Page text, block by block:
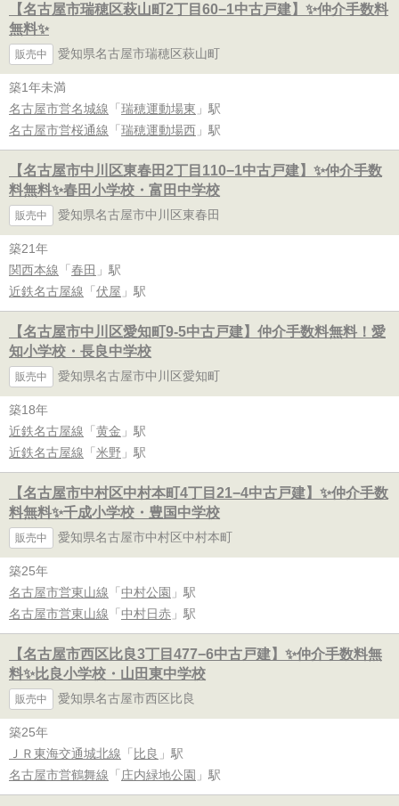
【名古屋市瑞穂区萩山町2丁目60−1中古戸建】✨️仲介手数料
無料✨️
販売中 愛知県名古屋市瑞穂区萩山町
築1年未満
名古屋市営名城線 「 瑞穂運動場東 」駅
名古屋市営桜通線 「 瑞穂運動場西 」駅
【名古屋市中川区東春田2丁目110−1中古戸建】✨️仲介手数
料無料✨️春田小学校・富田中学校
販売中 愛知県名古屋市中川区東春田
築21年
関西本線 「 春田 」駅
近鉄名古屋線 「 伏屋 」駅
【名古屋市中川区愛知町9-5中古戸建】仲介手数料無料！愛
知小学校・長良中学校
販売中 愛知県名古屋市中川区愛知町
築18年
近鉄名古屋線 「 黄金 」駅
近鉄名古屋線 「 米野 」駅
【名古屋市中村区中村本町4丁目21−4中古戸建】✨️仲介手数
料無料✨️千成小学校・豊国中学校
販売中 愛知県名古屋市中村区中村本町
築25年
名古屋市営東山線 「 中村公園 」駅
名古屋市営東山線 「 中村日赤 」駅
【名古屋市西区比良3丁目477−6中古戸建】✨️仲介手数料無
料✨️比良小学校・山田東中学校
販売中 愛知県名古屋市西区比良
築25年
ＪＲ東海交通城北線 「 比良 」駅
名古屋市営鶴舞線 「 庄内緑地公園 」駅